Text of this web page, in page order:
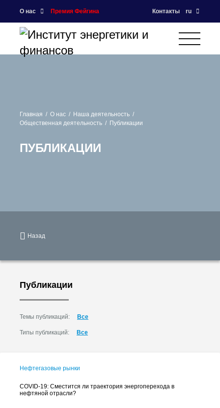
О нас Премия Фейгина Контакты ru
Главная О нас
Наша деятельность
Общественная деятельность
Публикации
ПУБЛИКАЦИИ
Назад
Публикации
Темы публикаций: Все
Типы публикаций: Все
Нефтегазовые рынки
COVID-19: Сместится ли траектория энергоперехода в
нефтяной отрасли?